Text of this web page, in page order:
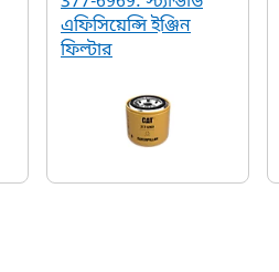
এফিসিয়েন্সি ইঞ্জিন
ফিল্টার